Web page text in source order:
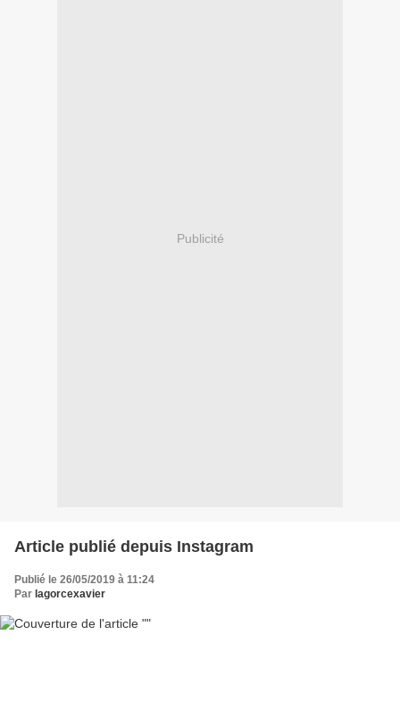
Publicité
Article publié depuis Instagram
Publié le 26/05/2019 à 11:24
Par lagorcexavier